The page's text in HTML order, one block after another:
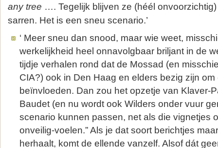
any tree …. Tegelijk blijven ze (héél
sarren. Het is een sneu scenario.’
‘ Meer sneu dan snood, maar wie weet,
werkelijkheid heel onnavolgbaar briljant in de
tijdje verhalen rond dat de Mossad (en
CIA?) ook in Den Haag en elders bezig zijn om
beïnvloeden. Dan zou het opzetje van Klaver-
Baudet (en nu wordt ook Wilders onder vuur
scenario kunnen passen, net als die vignetjes
onveilig-voelen.” Als je dat soort berichtjes
herhaalt, komt de ellende vanzelf. Alsof dát